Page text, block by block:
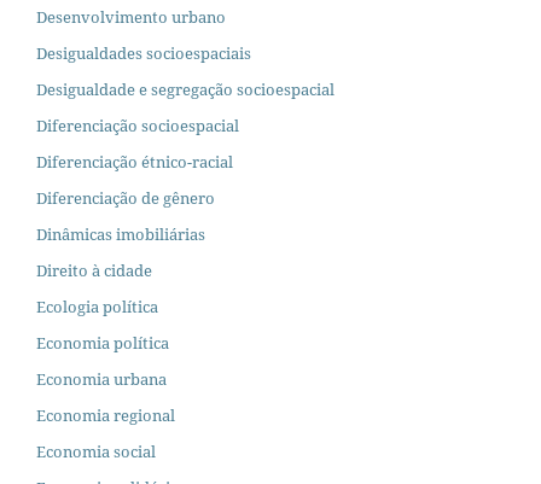
Desenvolvimento urbano
Desigualdades socioespaciais
Desigualdade e segregação socioespacial
Diferenciação socioespacial
Diferenciação étnico-racial
Diferenciação de gênero
Dinâmicas imobiliárias
Direito à cidade
Ecologia política
Economia política
Economia urbana
Economia regional
Economia social